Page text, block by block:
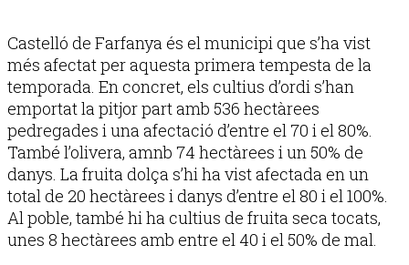
Castelló de Farfanya és el municipi que s’ha vist
més afectat per aquesta primera tempesta de la
temporada. En concret, els cultius d’ordi s’han
emportat la pitjor part amb 536 hectàrees
pedregades i una afectació d’entre el 70 i el 80%.
També l’olivera, amnb 74 hectàrees i un 50% de
danys. La fruita dolça s’hi ha vist afectada en un
total de 20 hectàrees i danys d’entre el 80 i el 100%.
Al poble, també hi ha cultius de fruita seca tocats,
unes 8 hectàrees amb entre el 40 i el 50% de mal.